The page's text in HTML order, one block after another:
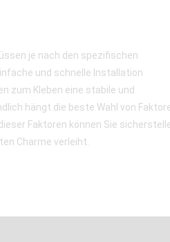
je nach den spezifischen
und schnelle Installation
zum Kleben eine stabile und
hängt die beste Wahl von
Faktoren können Sie
Charme verleiht.